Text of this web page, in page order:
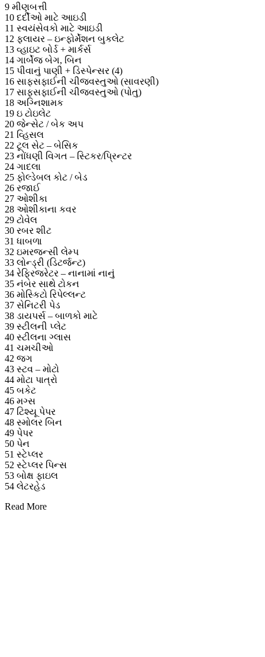
9 મીણબત્તી
10 દર્દીઓ માટે આઇડી
11 સ્વયંસેવકો માટે આઇડી
12 ફ્લાયર – ઇન્ફોર્મેશન બુકલેટ
13 વ્હાઇટ બોર્ડ + માર્કર્સ
14 ગાર્બેજ બેગ, બિન
15 પીવાનું પાણી + ડિસ્પેન્સર (4)
16 સાફસફાઈની ચીજવસ્તુઓ (સાવરણી)
17 સાફસફાઈની ચીજવસ્તુઓ (પોતુ)
18 અગ્નિશામક
19 ઇ ટોઇલેટ
20 જેન્સેટ / બેક અપ
21 વ્હિસલ
22 ટૂલ સેટ – બેસિક
23 નોંધણી વિગત – સ્ટિકર/પ્રિન્ટર
24 ગાદલા
25 ફોલ્ડેબલ કોટ / બેડ
26 રજાઈ
27 ઓશીકા
28 ઓશીકાના કવર
29 ટોવેલ
30 રબર શીટ
31 ધાબળા
32 ઇમરજન્સી લેમ્પ
33 લોન્ડ્રી (ડિટર્જન્ટ)
34 રેફ્રિજરેટર – નાનામાં નાનું
35 નંબર સાથે ટોકન
36 મોસ્કિટો રિપેલ્લન્ટ
37 સેનિટરી પેડ
38 ડાયપર્સ – બાળકો માટે
39 સ્ટીલની પ્લેટ
40 સ્ટીલના ગ્લાસ
41 ચમચીઓ
42 જગ
43 સ્ટવ – મોટો
44 મોટા પાત્રો
45 બકેટ
46 મગ્સ
47 ટિશ્યૂ પેપર
48 સ્મોલર બિન
49 પેપર
50 પેન
51 સ્ટેપ્લર
52 સ્ટેપ્લર પિન્સ
53 બોક્ષ ફાઇલ
54 લેટરહેડ
Read More